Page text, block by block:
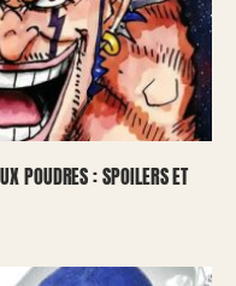
POUDRES : SPOILERS ET